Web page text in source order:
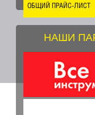
ОБЩИЙ ПРАЙС-ЛИСТ
НАШИ